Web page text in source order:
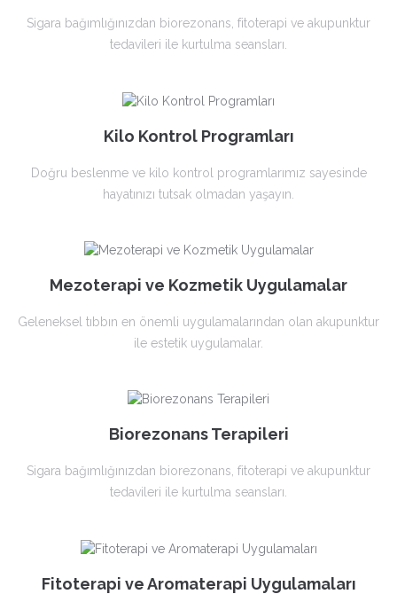
Sigara bağımlığınızdan biorezonans, fitoterapi ve akupunktur
tedavileri ile kurtulma seansları.
Kilo Kontrol Programları
Doğru beslenme ve kilo kontrol programlarımız sayesinde
hayatınızı tutsak olmadan yaşayın.
Mezoterapi ve Kozmetik Uygulamalar
Geleneksel tıbbın en önemli uygulamalarından olan akupunktur
ile estetik uygulamalar.
Biorezonans Terapileri
Sigara bağımlığınızdan biorezonans, fitoterapi ve akupunktur
tedavileri ile kurtulma seansları.
Fitoterapi ve Aromaterapi Uygulamaları